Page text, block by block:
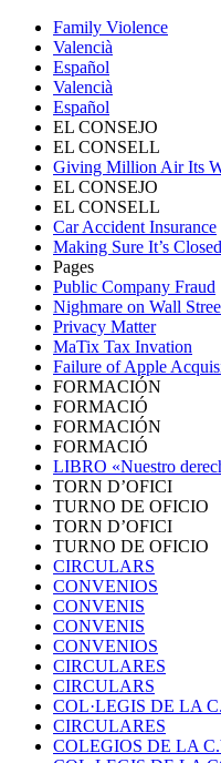
Family Violence
Valencià
Español
Valencià
Español
EL CONSEJO
EL CONSELL
Giving Million Air Its
EL CONSEJO
EL CONSELL
Car Accident Insurance
Making Sure It’s Closed
Pages
Public Company Fraud
Nighmare on Wall
Privacy Matter
MaTix Tax Invation
Failure of Apple
FORMACIÓN
FORMACIÓ
FORMACIÓN
FORMACIÓ
LIBRO «Nuestro
TORN D’OFICI
TURNO DE OFICIO
TORN D’OFICI
TURNO DE OFICIO
CIRCULARS
CONVENIOS
CONVENIS
CONVENIS
CONVENIOS
CIRCULARES
CIRCULARS
COL·LEGIS DE LA
CIRCULARES
COLEGIOS DE LA